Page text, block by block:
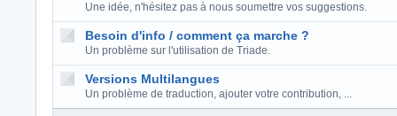
Une idée, n'hésitez pas à nous soumettre vos suggestions.
Besoin d'info / comment ça marche ?
Un problème sur l'utilisation de Triade.
Versions Multilangues
Un problème de traduction, ajouter votre contribution, ...